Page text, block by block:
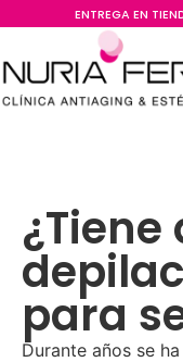
ENTREGA EN
para
Durante años se